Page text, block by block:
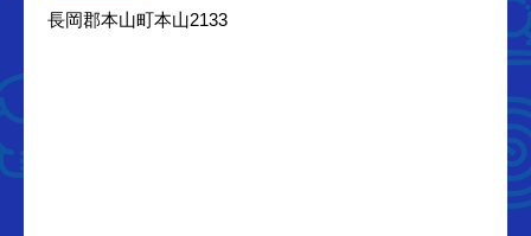
長岡郡本山町本山2133